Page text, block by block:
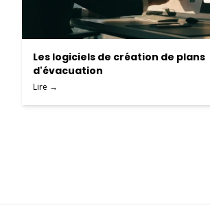
Les logiciels de création de plans
d'évacuation
Lire →